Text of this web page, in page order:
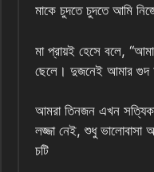
মাকে চুদতে চুদতে আমি
মা প্রায়ই হেসে বলে,
ছেলে। দুজনেই আমার
আমরা তিনজন এখন
লজ্জা নেই, শুধু ভালোবাসা
চটি